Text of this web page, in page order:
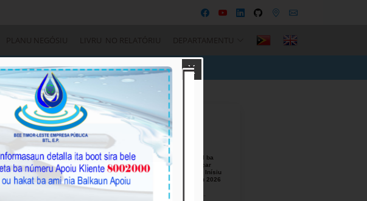
PLANU NEGÓSIU LIVRU NO RELATÓRIU DEPARTAMENTU
Recent Posts
BTL, E.P
Responsável ba
Seremónia Içar
Bandeira iha Inísiu
Fulan Agostu 2026
August-05-
X